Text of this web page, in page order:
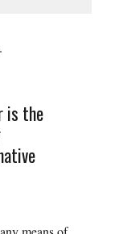
is the